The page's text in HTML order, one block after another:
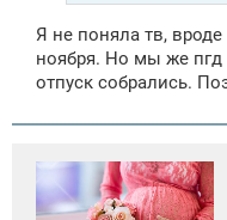
Я не поняла тв,
ноября. Но мы же пгд
отпуск собрались.